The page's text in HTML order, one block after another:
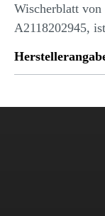
Wischerblatt von
A2118202945,